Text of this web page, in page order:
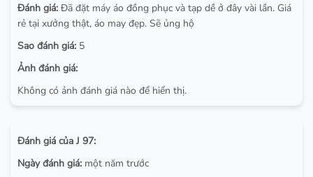
Đánh giá: Đã đặt máy áo đồng phục và tạp dề ở đây vài lần. Giá
rẻ tại xưởng thật, áo may đẹp. Sẽ ủng hộ
Sao đánh giá: 5
Ảnh đánh giá:
Không có ảnh đánh giá nào để hiển thị.
Đánh giá của J 97:
Ngày đánh giá: một năm trước